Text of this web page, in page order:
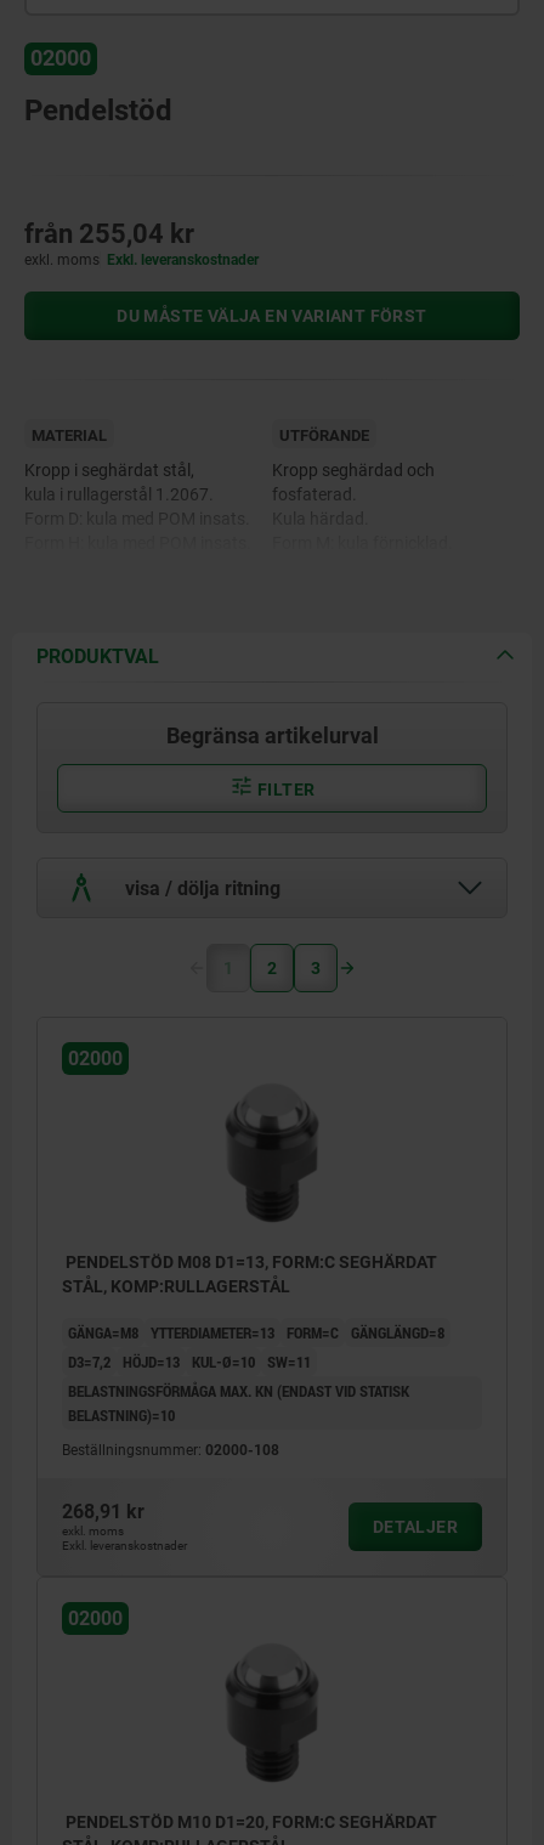
02000
Pendelstöd
från 255,04 kr
exkl. moms Exkl. leveranskostnader
DU MÅSTE VÄLJA EN VARIANT FÖRST
MATERIAL
Kropp i seghärdat stål,
kula i rullagerstål 1.2067.
UTFÖRANDE
Kropp seghärdad och
fosfaterad.
PRODUKTVAL
Begränsa artikelurval
FILTER
visa / dölja ritning
Form C: med yttergänga, kula avplanad,
Form D: med utvändig gänga, kula
avplanad, med POM insats
Form F: med yttergänga, kula avplanad, med
Form M: med yttergänga, kula avplanad,
med karbidinsats
1 2 3
02000
PENDELSTÖD M08 D1=13, FORM:C SEGHÄRDAT
STÅL, KOMP:RULLAGERSTÅL
GÄNGA=M8 YTTERDIAMETER=13 FORM=C
GÄNGLÄNGD=8
D3=7,2
HÖJD=13 KUL-Ø=10
SW=11
BELASTNINGSFÖRMÅGA MAX. KN (ENDAST VID STATISK
BELASTNING)=10
Beställningsnummer: 02000-108
268,91 kr
exkl. moms
Exkl. leveranskostnader
DETALJER
02000
PENDELSTÖD M10 D1=20, FORM:C SEGHÄRDAT